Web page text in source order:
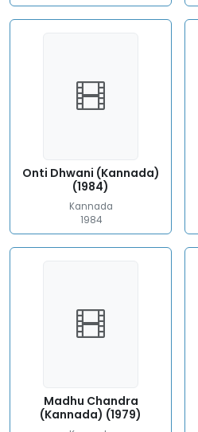
Onti Dhwani (Kannada)
(1984)
Kannada
1984
Madhu Chandra
(Kannada) (1979)